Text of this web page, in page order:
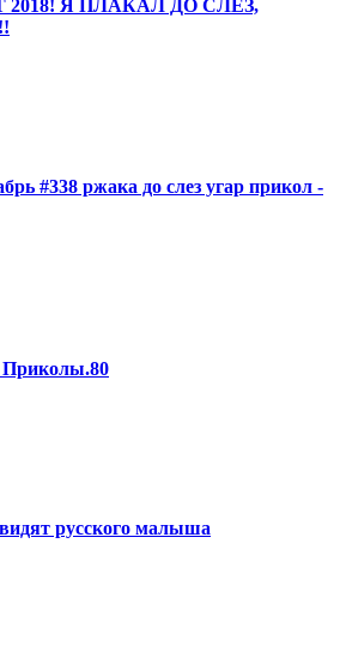
Я ПЛАКАЛ ДО СЛЕЗ,
#338 ржака до слез угар прикол -
русского малыша